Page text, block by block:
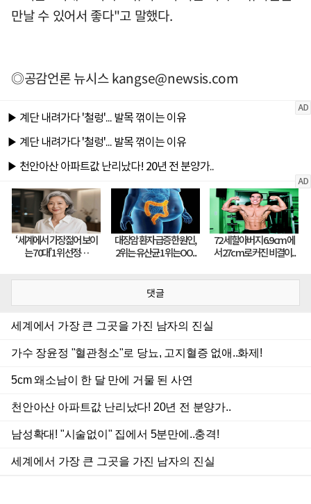
만날 수 있어서 좋다"고 말했다.
◎공감언론 뉴시스kangse@newsis.com
댓글